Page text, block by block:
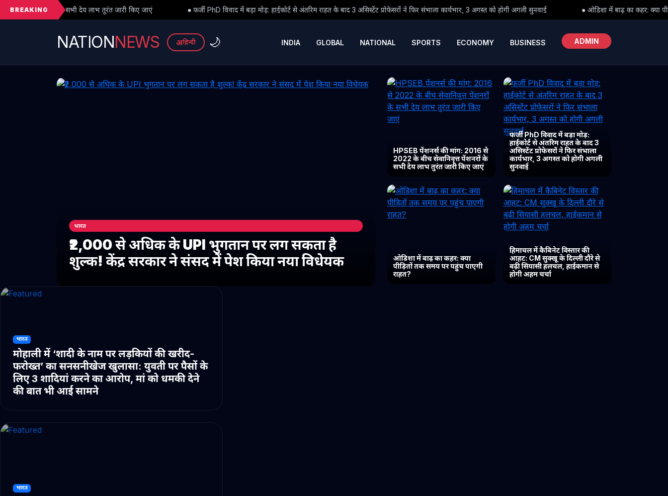
BREAKING
देय लाभ तुरंत जारी किए जाएं ● फर्जी PhD विवाद में बड़ा मोड़: हाईकोर्ट से अंतरिम राहत के बाद 3 असिस्टेंट प्रोफेसरों ने फिर संभाला कार्यभार, 3 अगस्त को होगी अगली सुनवाई ● ओडिशा में बाढ़ का कहर: क्या पीड़ितों तक समय पर पहुंच
NATIONNEWS अहिन्दी 🌙 INDIA GLOBAL NATIONAL SPORTS ECONOMY BUSINESS ADMIN
भारत
₹2,000 से अधिक के UPI भुगतान पर लग सकता है
शुल्क! केंद्र सरकार ने संसद में पेश किया नया विधेयक
HPSEB पेंशनर्स की मांग: 2016 से
2022 के बीच सेवानिवृत्त पेंशनरों के
सभी देय लाभ तुरंत जारी किए जाएं
फर्जी PhD विवाद में बड़ा मोड़:
हाईकोर्ट से अंतरिम राहत के बाद 3
असिस्टेंट प्रोफेसरों ने फिर संभाला
कार्यभार, 3 अगस्त को होगी अगली
सुनवाई
ओडिशा में बाढ़ का कहर: क्या
पीड़ितों तक समय पर पहुंच पाएगी
राहत?
हिमाचल में कैबिनेट विस्तार की
आहट: CM सुक्खू के दिल्ली दौरे से
बढ़ी सियासी हलचल, हाईकमान से
होगी अहम चर्चा
भारत
मोहाली में ‘शादी के नाम पर लड़कियों की खरीद-
फरोख्त’ का सनसनीखेज खुलासा: युवती पर पैसों के
लिए 3 शादियां करने का आरोप, मां को धमकी देने
की बात भी आई सामने
भारत